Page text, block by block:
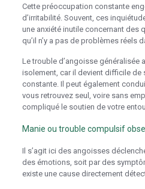
Cette préoccupation constante
d’irritabilité. Souvent, ces
une anxiété inutile concernant des
qu’il n’y a pas de problèmes réels
Le trouble d’angoisse généralisée
isolement, car il devient difficile de
constante. Il peut également
vous retrouvez seul, voire sans
compliqué le soutien de votre
Manie ou trouble compulsif
Il s’agit ici des angoisses
des émotions, soit par des
existe une cause directement